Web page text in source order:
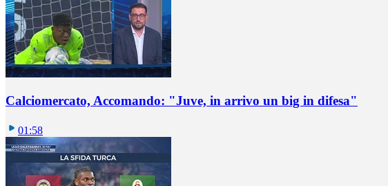
Calciomercato, Accomando: "Juve, in arrivo un big in difesa"
01:58